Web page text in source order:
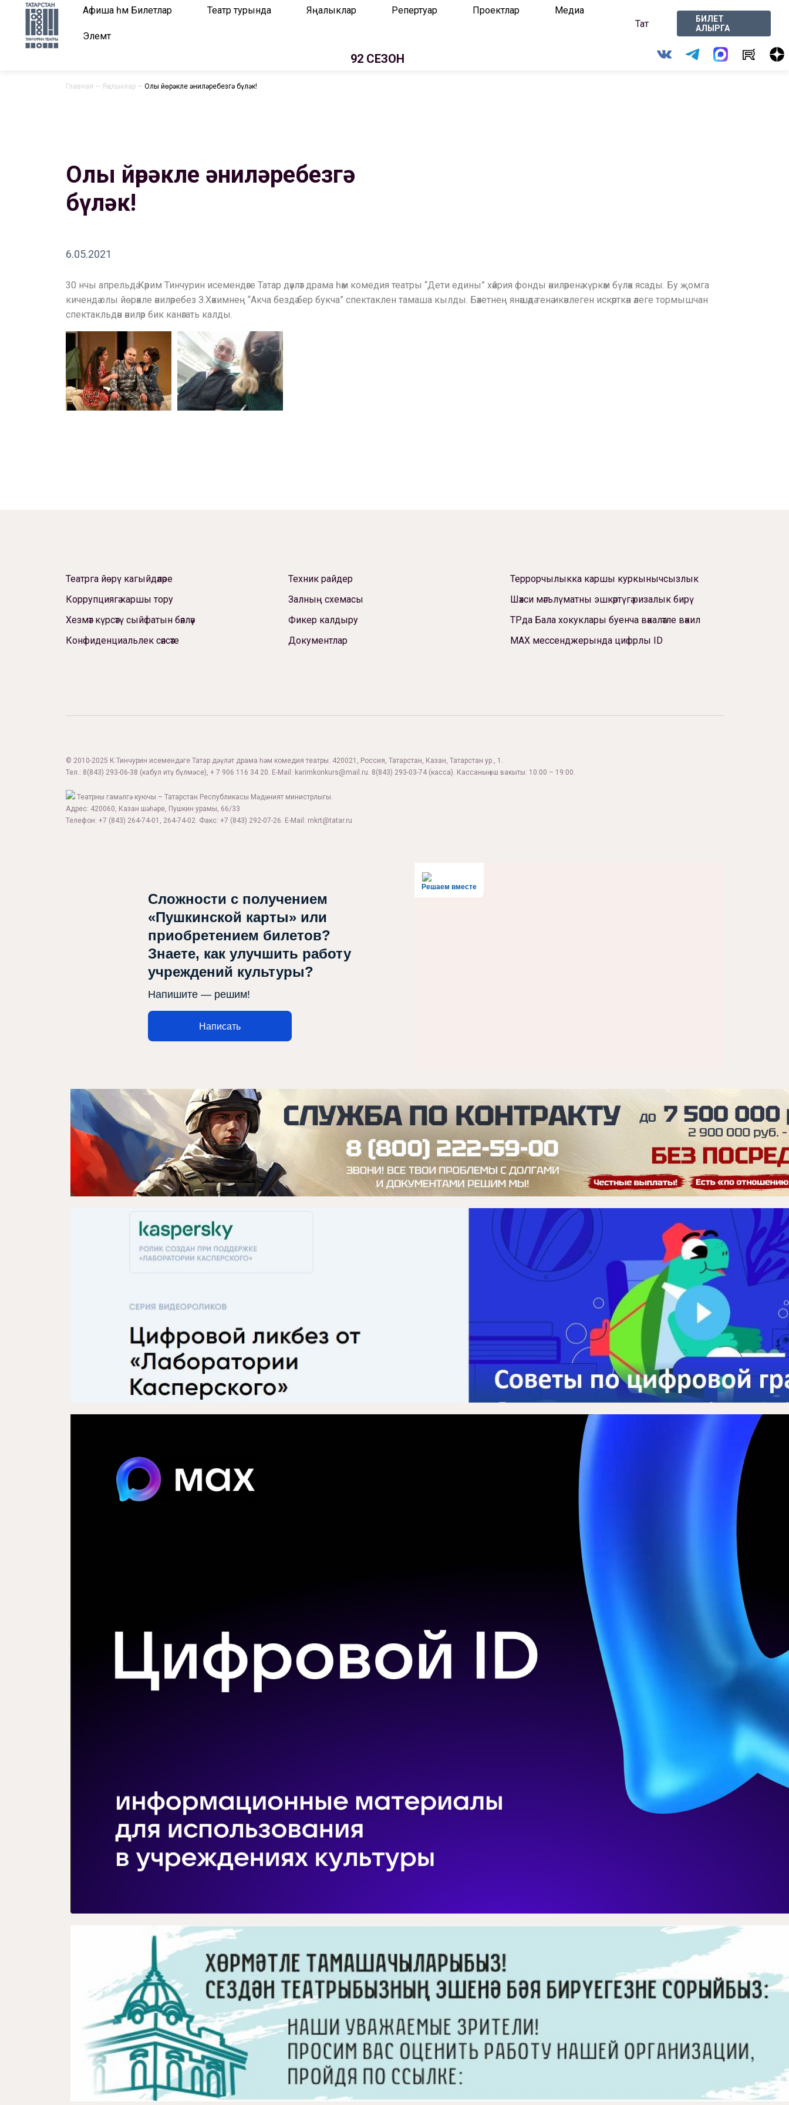
Афиша һәм Билетлар Театр турында Яңалыклар Репертуар Проектлар Медиа
Элемтә
Тат
БИЛЕТ
АЛЫРГА
92 СЕЗОН
Яңалыклар
Репертуар
Проектлар
Медиа
Элемтә
Главная — Яңалыклар — Олы йөрәкле әниләребезгә бүләк!
Олы йөрәкле әниләребезгә
бүләк!
6.05.2021
30 нчы апрельдә Кәрим Тинчурин исемендәге Татар дәүләт драма һәм комедия театры “Дети едины” хәйрия фонды әниләренә күркәм бүләк ясады. Бу җомга
кичендә олы йөрәкле әниләребез З.Хәкимнең “Акча бездә бер букча” спектаклен тамаша кылды. Бәхетнең янәшәдә генә икәнлеген искәрткән әлеге тормышчан
спектакльдән әниләр бик канәгать калды.
Театрга йөрү кагыйдәләре
Коррупциягә каршы тору
Хезмәт күрсәтү сыйфатын бәяләү
Конфиденциальлек сәясәте
Техник райдер
Залның схемасы
Фикер калдыру
Документлар
Террорчылыкка каршы куркынычсызлык
Шәхси мәгълүматны эшкәртүгә ризалык бирү
ТРда Бала хокуклары буенча вәкаләтле вәкил
МАХ мессенджерында цифрлы ID
© 2010-2025 К.Тинчурин исемендәге Татар дәүләт драма һәм комедия театры. 420021, Россия, Татарстан, Казан, Татарстан ур., 1.
Тел.: 8(843) 293-06-38 (кабул итү бүлмәсе), + 7 906 116 34 20. E-Mail: karimkonkurs@mail.ru. 8(843) 293-03-74 (касса). Кассаның эш вакыты: 10:00 – 19:00.
Театрны гамәлгә куючы – Татарстан Республикасы Мәдәният министрлыгы.
Адрес: 420060, Казан шәһәре, Пушкин урамы, 66/33
Телефон: +7 (843) 264-74-01, 264-74-02. Факс: +7 (843) 292-07-26. E-Mail: mkrt@tatar.ru
Решаем вместе
Сложности с получением
«Пушкинской карты» или
приобретением билетов?
Знаете, как улучшить работу
учреждений культуры?
Напишите — решим!
Написать